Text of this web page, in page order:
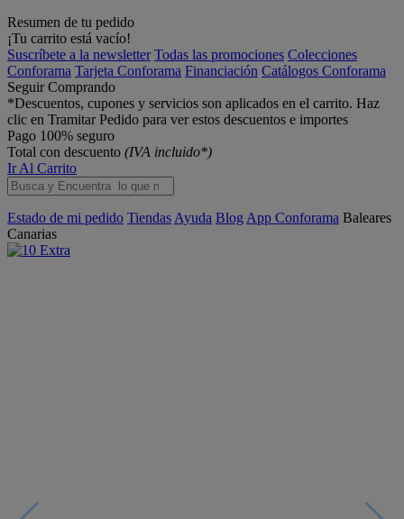
Resumen de tu pedido
¡Tu carrito está vacío!
Suscríbete a la newsletter Todas las promociones Colecciones
Conforama Tarjeta Conforama Financiación Catálogos Conforama
Seguir Comprando
*Descuentos, cupones y servicios son aplicados en el carrito. Haz
clic en Tramitar Pedido para ver estos descuentos e importes
Pago 100% seguro
Total con descuento (IVA incluido*)
Ir Al Carrito
Estado de mi pedido Tiendas Ayuda Blog App Conforama Baleares
Canarias